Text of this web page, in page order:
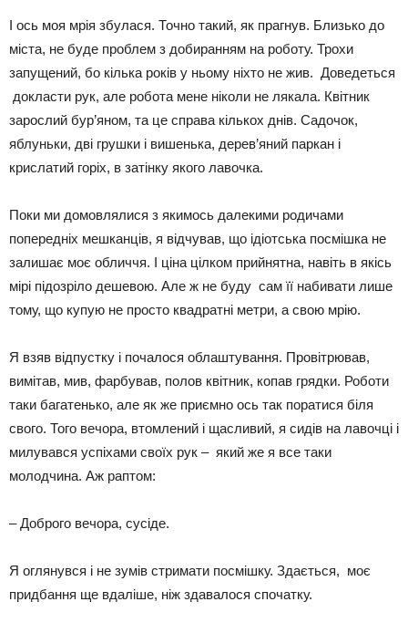
І ось моя мрія збулася. Точно такий, як прагнув. Близько до
міста, не буде проблем з добиранням на роботу. Трохи
запущений, бо кілька років у ньому ніхто не жив. Доведеться
докласти рук, але робота мене ніколи не лякала. Квітник
зарослий бур’яном, та це справа кількох днів. Садочок,
яблуньки, дві грушки і вишенька, дерев’яний паркан і
крислатий горіх, в затінку якого лавочка.
Поки ми домовлялися з якимось далекими родичами
попередніх мешканців, я відчував, що ідіотська посмішка не
залишає моє обличчя. І ціна цілком прийнятна, навіть в якісь
мірі підозріло дешевою. Але ж не буду сам її набивати лише
тому, що купую не просто квадратні метри, а свою мрію.
Я взяв відпустку і почалося облаштування. Провітрював,
вимітав, мив, фарбував, полов квітник, копав грядки. Роботи
таки багатенько, але як же приємно ось так поратися біля
свого. Того вечора, втомлений і щасливий, я сидів на лавочці і
милувався успіхами своїх рук – який же я все таки
молодчина. Аж раптом:
– Доброго вечора, сусіде.
Я оглянувся і не зумів стримати посмішку. Здається, моє
придбання ще вдаліше, ніж здавалося спочатку.